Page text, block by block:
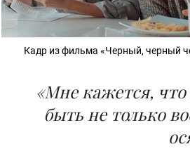
Кадр из фильма «Черный, черный
«Мне кажется,
быть не только